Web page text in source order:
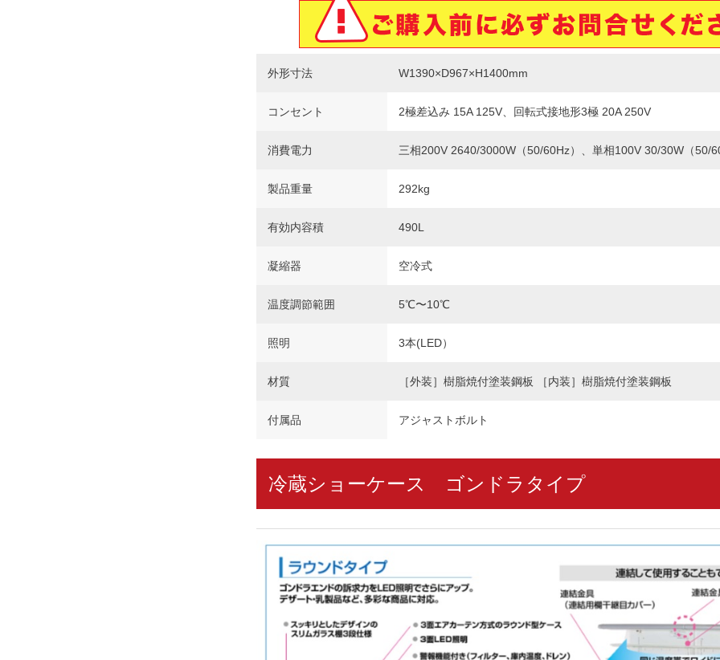
外形寸法 W1390×D967×H1400mm
コンセント 2極差込み 15A 125V、回転式接地形3極 20A 250V
消費電力 三相200V 2640/3000W（50/60Hz）、単相100V 30/30W（50/
製品重量 292kg
有効内容積 490L
凝縮器 空冷式
温度調節範囲 5℃〜10℃
照明 3本(LED）
材質 ［外装］樹脂焼付塗装鋼板 ［内装］樹脂焼付塗装鋼板
付属品 アジャストボルト
冷蔵ショーケース ゴンドラタイプ